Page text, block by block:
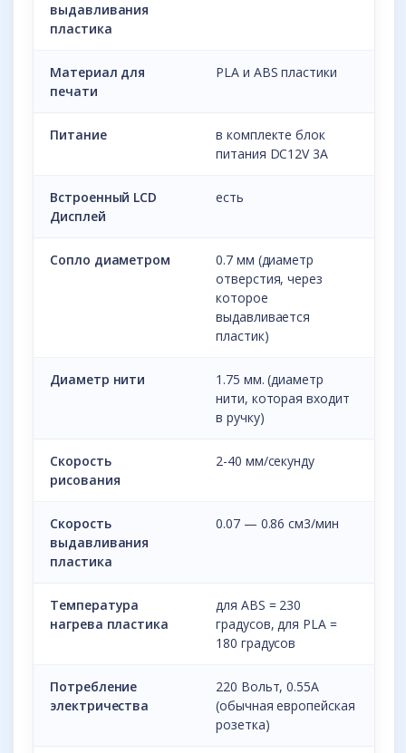
выдавливания
пластика
Материал для
печати
PLA и ABS пластики
Питание
в комплекте блок
питания DC12V 3A
Встроенный LCD
Дисплей
есть
Сопло диаметром
0.7 мм (диаметр
отверстия, через
которое
выдавливается
пластик)
Диаметр нити
1.75 мм. (диаметр
нити, которая входит
в ручку)
Скорость
рисования
2-40 мм/секунду
Скорость
выдавливания
пластика
0.07 — 0.86 см3/мин
Температура
нагрева пластика
для ABS = 230
градусов, для PLA =
180 градусов
Потребление
электричества
220 Вольт, 0.55A
(обычная европейская
розетка)